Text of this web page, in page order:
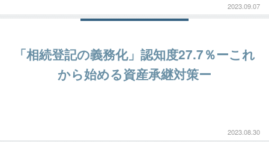
2023.09.07
「相続登記の義務化」認知度27.7％ーこれ
から始める資産承継対策ー
2023.08.30